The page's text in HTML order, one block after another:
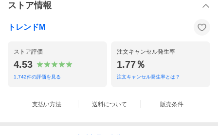
ストア情報
トレンドM
ストア評価
4.53
1,742件の評価を見る
注文キャンセル発生率
1.77％
注文キャンセル発生率とは？
支払い方法 送料について 販売条件